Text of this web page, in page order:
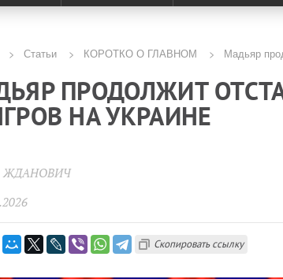
Статьи КОРОТКО О ГЛАВНОМ Мадьяр
ПРОДОЛЖИТ
НА УКРАИНЕ
ЖДАНОВИЧ
Скопировать ссылку